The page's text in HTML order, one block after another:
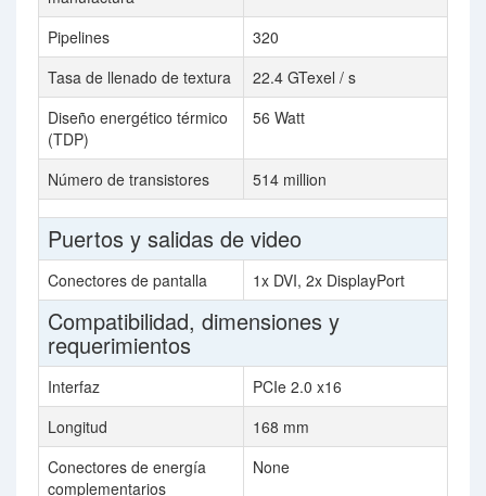
Pipelines
320
Tasa de llenado de textura
22.4 GTexel / s
Diseño energético térmico
(TDP)
56 Watt
Número de transistores 514 million
Puertos y salidas de video
Conectores de pantalla 1x DVI, 2x DisplayPort
Compatibilidad, dimensiones y
requerimientos
Interfaz
PCIe 2.0 x16
Longitud
168 mm
Conectores de energía
complementarios
None